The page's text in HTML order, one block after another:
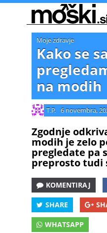
Moje zdravje
Kako se
na modih
T.P. 6 novembra,
Zgodnje
modih je zelo
pregledate pa
preprosto tudi
KOMENTIRAJ
SHARE
WHATSAPP